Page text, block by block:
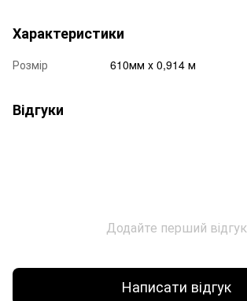
Характеристики
Розмір 610мм х 0,914 м
Відгуки
Додайте перший відгук
Написати відгук